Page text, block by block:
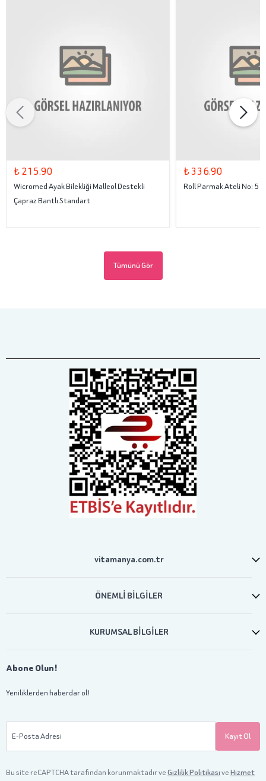
₺ 215.90
Wicromed Ayak Bilekliği Malleol Destekli
Çapraz Bantlı Standart
₺ 336.90
Roll Parmak Ateli No: 5
Tümünü Gör
vitamanya.com.tr
ÖNEMLİ BİLGİLER
KURUMSAL BİLGİLER
Abone Olun!
Yeniliklerden haberdar ol!
E-Posta Adresi Kayıt Ol
Bu site reCAPTCHA tarafından korunmaktadır veGizlilik PolitikasıveHizmet